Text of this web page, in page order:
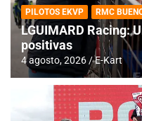
PILOTOS EKVP RMC
LGUIMARD Racing:
positivas
4 agosto, 2026 E-Kart